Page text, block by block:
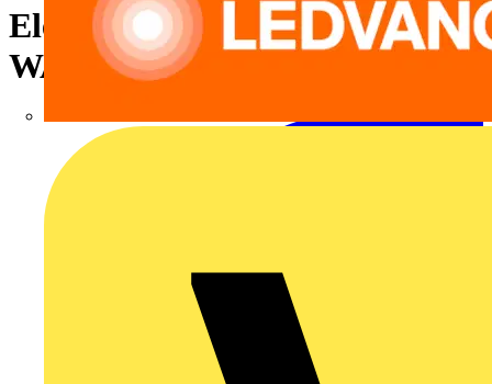
Elektromeister testet die
WAGO Gelbox